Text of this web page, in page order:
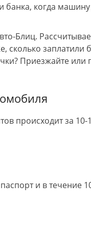
и его команда всегда
сделать для машины по
банка, когда
Блиц.
сколько заплатили
Приезжайте или
происходит за
и в течение